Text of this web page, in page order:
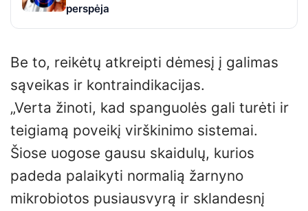
perspėja
Be to, reikėtų atkreipti dėmesį į galimas
sąveikas ir kontraindikacijas.
„Verta žinoti, kad spanguolės gali turėti ir
teigiamą poveikį virškinimo sistemai.
Šiose uogose gausu skaidulų, kurios
padeda palaikyti normalią žarnyno
mikrobiotos pusiausvyrą ir sklandesnį